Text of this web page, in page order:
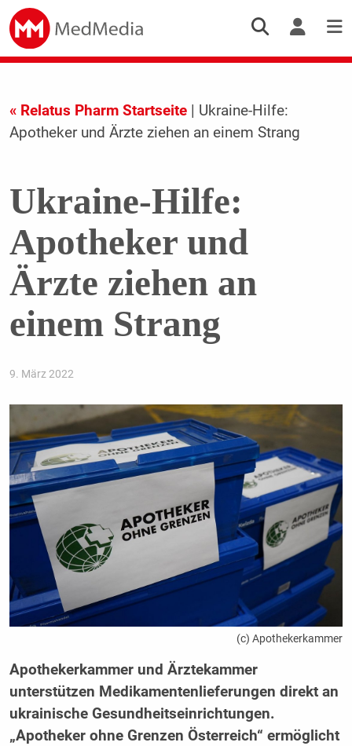
« Relatus Pharm Startseite| Ukraine-Hilfe:
Apotheker und Ärzte ziehen an einem Strang
Ukraine-Hilfe:
Apotheker und
Ärzte ziehen an
einem Strang
9. März 2022
(c) Apothekerkammer
Apothekerkammer und Ärztekammer
unterstützen Medikamentenlieferungen direkt an
ukrainische Gesundheitseinrichtungen.
„Apotheker ohne Grenzen Österreich“ ermöglicht